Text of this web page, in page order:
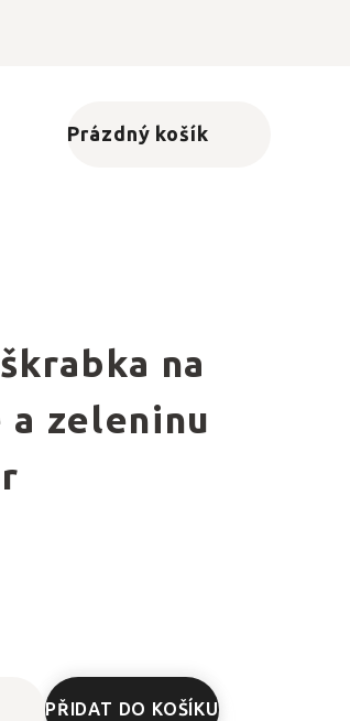
Nákupní košík
Prázdný košík
na
a zeleninu
PŘIDAT DO KOŠÍKU